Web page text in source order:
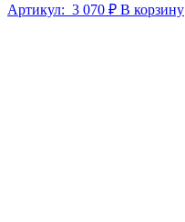
Артикул: 3 070 ₽ В корзину